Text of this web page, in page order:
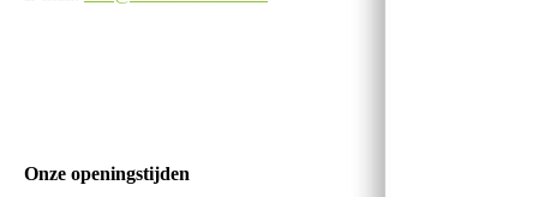
Onze openingstijden